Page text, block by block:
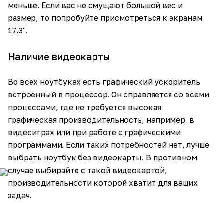
меньше. Если вас не смущают большой вес и
размер, то попробуйте присмотреться к экранам
17.3".
Наличие видеокарты
Во всех ноутбуках есть графический ускоритель
встроенный в процессор. Он справляется со всеми
процессами, где не требуется высокая
графическая производительность, например, в
видеоиграх или при работе с графическими
программами. Если таких потребностей нет, лучше
выбрать ноутбук без видеокарты. В противном
случае выбирайте с такой видеокартой,
производительности которой хватит для ваших
задач.